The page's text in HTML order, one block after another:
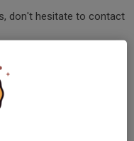
don't hesitate to contact